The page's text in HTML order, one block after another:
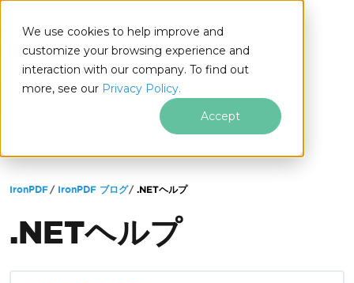
We use cookies to help improve and
customize your browsing experience and
interaction with our company. To find out
more, see our Privacy Policy.
Accept
.NET
フッターコンテンツにスキップ
IronPDF IronPDF ブログ .NETヘルプ
.NETヘルプ